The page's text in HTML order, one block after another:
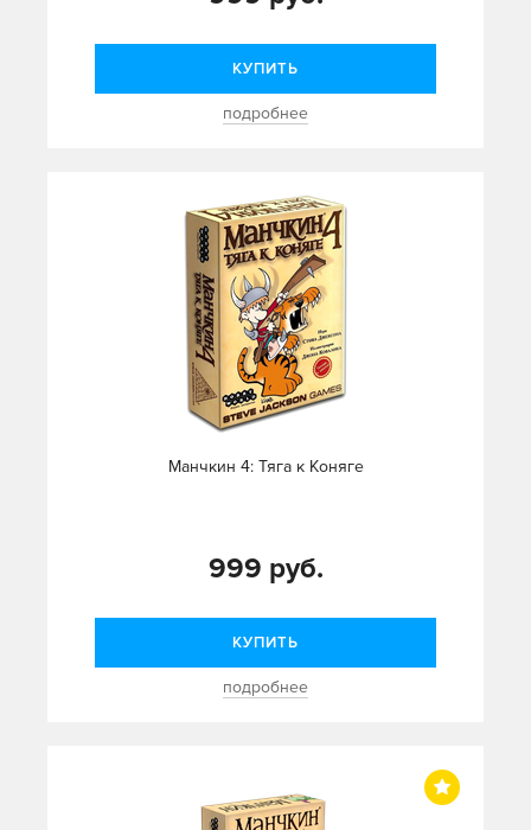
КУПИТЬ
подробнее
Манчкин 4: Тяга к Коняге
999 руб.
КУПИТЬ
подробнее